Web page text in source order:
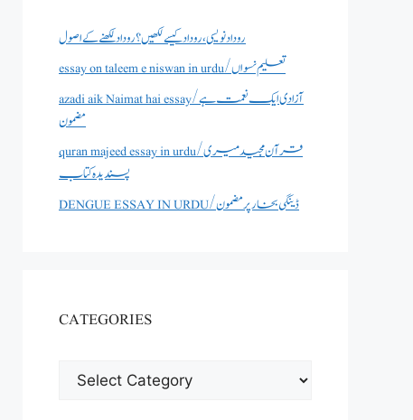
روداد نویسی ،روداد کیسے لکھیں؟ روداد لکھنے کے اصول
essay on taleem e niswan in urdu/تعلیم نسواں
azadi aik Naimat hai essay/آزادی ایک نعمت ہے
مضمون
quran majeed essay in urdu/قرآن مجید میری
پسندیدہ کتاب
DENGUE ESSAY IN URDU/ڈینگی بخار پر مضمون
CATEGORIES
CATEGORIES